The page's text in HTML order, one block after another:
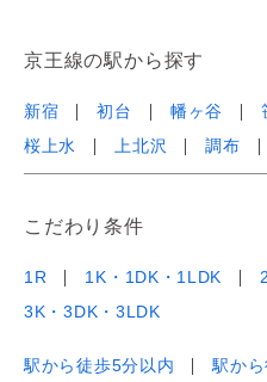
京王線の駅から探す
新宿 初台 幡ヶ谷
桜上水
上北沢 調布
こだわり条件
1R 1K・1DK・1LDK
3K・3DK・3LDK
駅から徒歩5分以内
駅か